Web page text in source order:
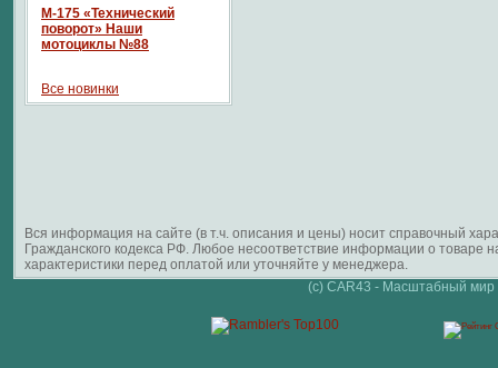
М-175 «Технический
поворот» Наши
мотоциклы №88
Все новинки
Вся информация на сайте (в т.ч. описания и цены) носит справочный
Гражданского кодекса РФ. Любое несоответствие информации о
характеристики перед оплатой или уточняйте у менеджера.
(c) CAR43 - Масштабный мир